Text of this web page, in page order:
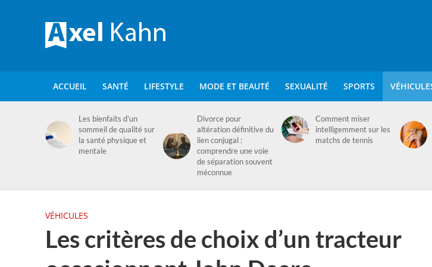
ACCUEIL SANTÉ LIFESTYLE MODE ET BEAUTÉ SEXUALITÉ SPORTS
Les bienfaits d’un
sommeil de qualité sur
la santé physique et
mentale
Divorce pour
altération définitive du
lien conjugal :
comprendre une voie
de séparation souvent
méconnue
Comment miser
intelligemment sur les
matchs de tennis
VÉHICULES
Les critères de choix d’un tracteur